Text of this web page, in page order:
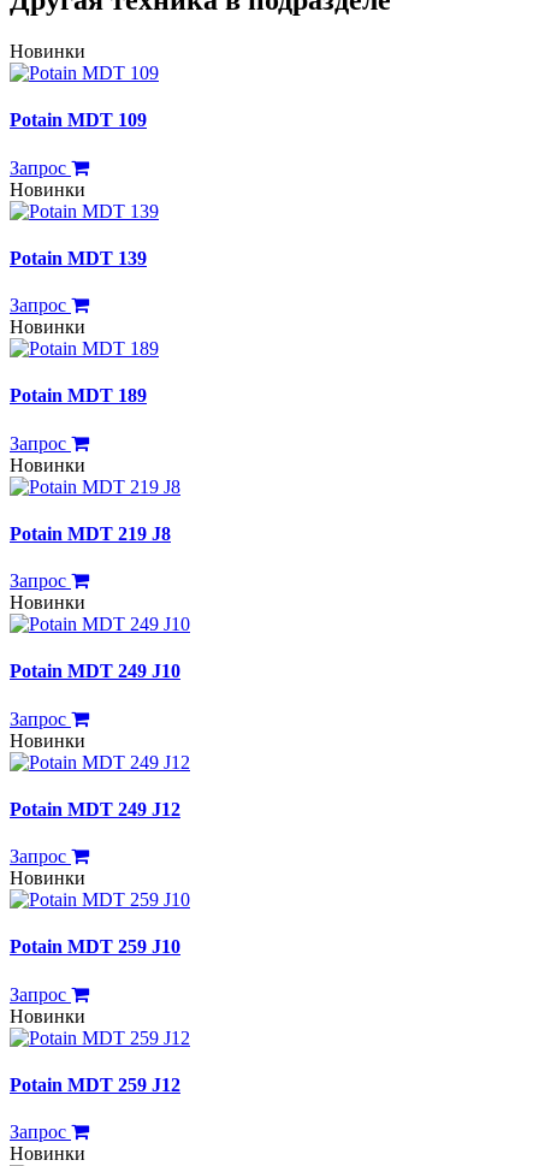
Новинки
Potain MDT 109
Запрос
Новинки
Potain MDT 139
Запрос
Новинки
Potain MDT 189
Запрос
Новинки
Potain MDT 219 J8
Запрос
Новинки
Potain MDT 249 J10
Запрос
Новинки
Potain MDT 249 J12
Запрос
Новинки
Potain MDT 259 J10
Запрос
Новинки
Potain MDT 259 J12
Запрос
Новинки